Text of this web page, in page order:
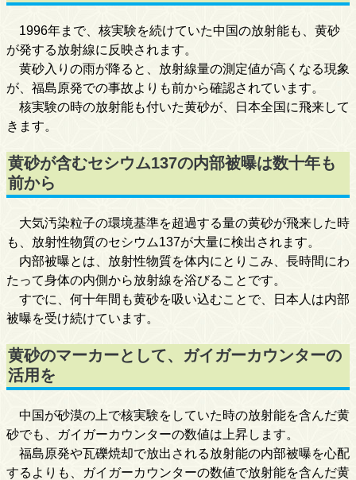
1996年まで、核実験を続けていた中国の放射能も、黄砂
が発する放射線に反映されます。
黄砂入りの雨が降ると、放射線量の測定値が高くなる現象
が、福島原発での事故よりも前から確認されています。
核実験の時の放射能も付いた黄砂が、日本全国に飛来して
きます。
黄砂が含むセシウム137の内部被曝は数十年も
前から
大気汚染粒子の環境基準を超過する量の黄砂が飛来した時
も、放射性物質のセシウム137が大量に検出されます。
内部被曝とは、放射性物質を体内にとりこみ、長時間にわ
たって身体の内側から放射線を浴びることです。
すでに、何十年間も黄砂を吸い込むことで、日本人は内部
被曝を受け続けています。
黄砂のマーカーとして、ガイガーカウンターの
活用を
中国が砂漠の上で核実験をしていた時の放射能を含んだ黄
砂でも、ガイガーカウンターの数値は上昇します。
福島原発や瓦礫焼却で放出される放射能の内部被曝を心配
するよりも、ガイガーカウンターの数値で放射能を含んだ黄